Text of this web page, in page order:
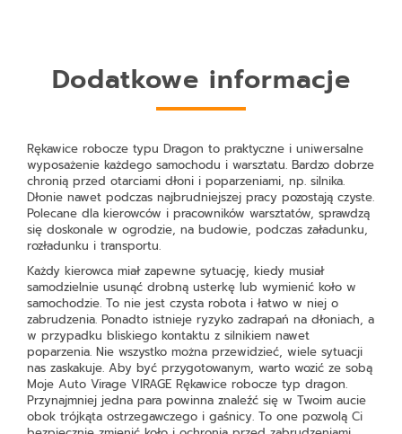
Dodatkowe informacje
Rękawice robocze typu Dragon to praktyczne i uniwersalne
wyposażenie każdego samochodu i warsztatu. Bardzo dobrze
chronią przed otarciami dłoni i poparzeniami, np. silnika.
Dłonie nawet podczas najbrudniejszej pracy pozostają czyste.
Polecane dla kierowców i pracowników warsztatów, sprawdzą
się doskonale w ogrodzie, na budowie, podczas załadunku,
rozładunku i transportu.
Każdy kierowca miał zapewne sytuację, kiedy musiał
samodzielnie usunąć drobną usterkę lub wymienić koło w
samochodzie. To nie jest czysta robota i łatwo w niej o
zabrudzenia. Ponadto istnieje ryzyko zadrapań na dłoniach, a
w przypadku bliskiego kontaktu z silnikiem nawet
poparzenia. Nie wszystko można przewidzieć, wiele sytuacji
nas zaskakuje. Aby być przygotowanym, warto wozić ze sobą
Moje Auto Virage VIRAGE Rękawice robocze typ dragon.
Przynajmniej jedna para powinna znaleźć się w Twoim aucie
obok trójkąta ostrzegawczego i gaśnicy. To one pozwolą Ci